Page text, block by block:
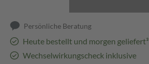
Persönliche Beratung
Heute bestellt und morgen geliefert³
Wechselwirkungscheck inklusive